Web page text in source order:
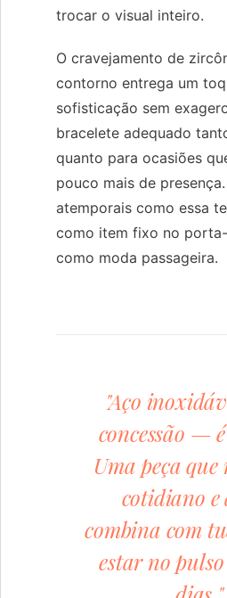
trocar o visual inteiro.
O cravejamento de
contorno entrega um
sofisticação sem
bracelete adequado
quanto para ocasiões
pouco mais de
atemporais como essa
como item fixo no
como moda passageira.
"Aço
concessão —
Uma peça que
cotidiano e
combina com
estar no